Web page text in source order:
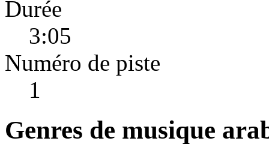
Durée
3:05
Numéro de piste
1
Genres de musique